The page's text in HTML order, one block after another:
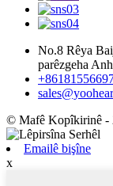
No.8 Rêya
parêzgeha
© Mafê Kopîkirinê -
Emailê bişîne
x